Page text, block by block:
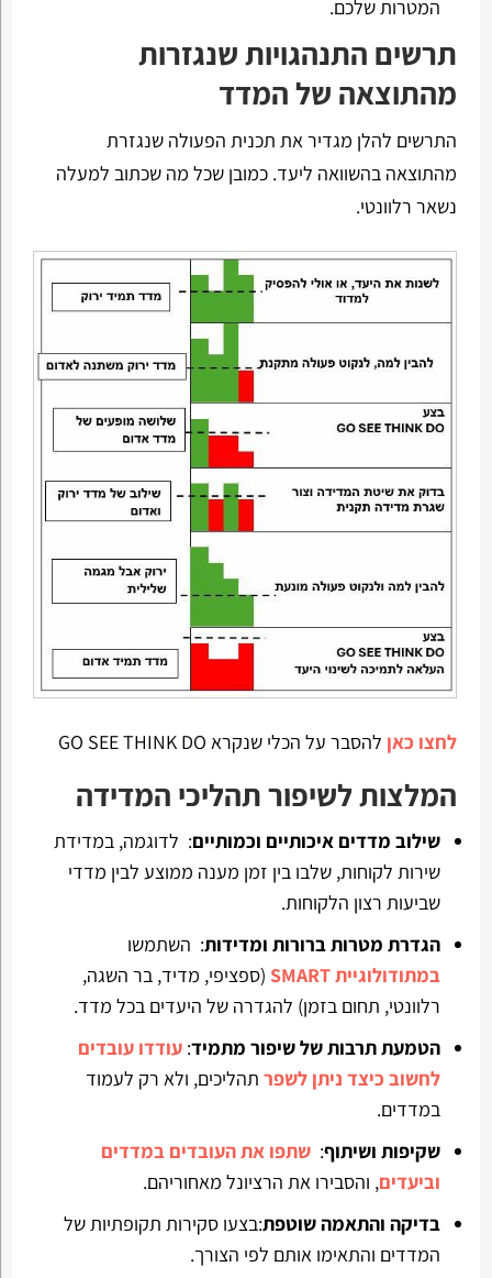
המטרות שלכם.
תרשים התנהגויות שנגזרות
מהתוצאה של המדד
התרשים להלן מגדיר את תכנית הפעולה שנגזרת
מהתוצאה בהשוואה ליעד. כמובן שכל מה שכתוב למעלה
נשאר רלוונטי.
לחצו כאן להסבר על הכלי שנקרא GO SEE THINK DO
המלצות לשיפור תהליכי המדידה
שילוב מדדים איכותיים וכמותיים: לדוגמה, במדידת
שירות לקוחות, שלבו בין זמן מענה ממוצע לבין מדדי
שביעות רצון הלקוחות.
הגדרת מטרות ברורות ומדידות: השתמשו
במתודולוגיית SMART
(ספציפי, מדיד, בר השגה,
רלוונטי, תחום בזמן) להגדרה של היעדים בכל מדד.
הטמעת תרבות של שיפור מתמיד: עודדו עובדים
לחשוב כיצד ניתן לשפרתהליכים, ולא רק לעמוד
במדדים.
שקיפות ושיתוף: שתפו את העובדים במדדים
וביעדים, והסבירו את הרציונל מאחוריהם.
בדיקה והתאמה שוטפת:בצעו סקירות תקופתיות של
המדדים והתאימו אותם לפי הצורך.